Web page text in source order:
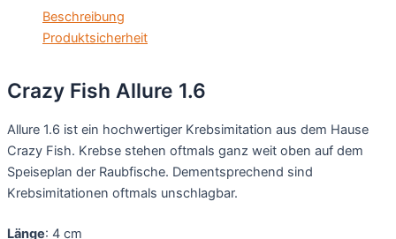
Beschreibung
Produktsicherheit
Crazy Fish Allure 1.6
Allure 1.6 ist ein hochwertiger Krebsimitation aus dem Hause
Crazy Fish. Krebse stehen oftmals ganz weit oben auf dem
Speiseplan der Raubfische. Dementsprechend sind
Krebsimitationen oftmals unschlagbar.
Länge: 4 cm